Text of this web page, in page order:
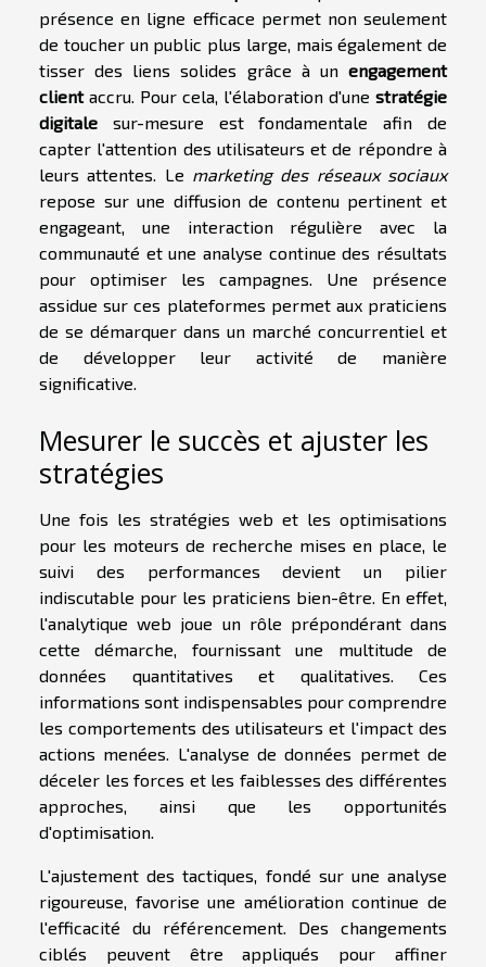
présence en ligne efficace permet non seulement
de toucher un public plus large, mais également de
tisser des liens solides grâce à un engagement
clientaccru. Pour cela, l'élaboration d'une stratégie
digitale sur-mesure est fondamentale afin de
capter l'attention des utilisateurs et de répondre à
leurs attentes. Le marketing des réseaux sociaux
repose sur une diffusion de contenu pertinent et
engageant, une interaction régulière avec la
communauté et une analyse continue des résultats
pour optimiser les campagnes. Une présence
assidue sur ces plateformes permet aux praticiens
de se démarquer dans un marché concurrentiel et
de développer leur activité de manière
significative.
Mesurer le succès et ajuster les
stratégies
Une fois les stratégies web et les optimisations
pour les moteurs de recherche mises en place, le
suivi des performances devient un pilier
indiscutable pour les praticiens bien-être. En effet,
l'analytique web joue un rôle prépondérant dans
cette démarche, fournissant une multitude de
données quantitatives et qualitatives. Ces
informations sont indispensables pour comprendre
les comportements des utilisateurs et l'impact des
actions menées. L'analyse de données permet de
déceler les forces et les faiblesses des différentes
approches, ainsi que les opportunités
d'optimisation.
L'ajustement des tactiques, fondé sur une analyse
rigoureuse, favorise une amélioration continue de
l'efficacité du référencement. Des changements
ciblés peuvent être appliqués pour affiner